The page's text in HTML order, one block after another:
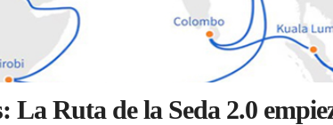
La Ruta de la Seda 2.0